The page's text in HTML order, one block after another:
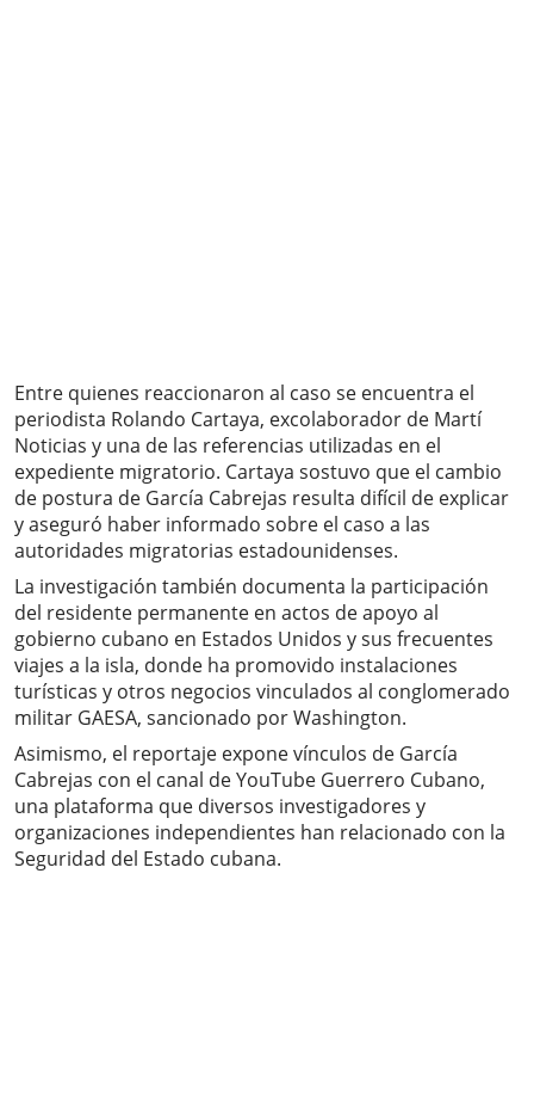
Entre quienes reaccionaron al caso se encuentra el
periodista Rolando Cartaya, excolaborador de Martí
Noticias y una de las referencias utilizadas en el
expediente migratorio. Cartaya sostuvo que el cambio
de postura de García Cabrejas resulta difícil de explicar
y aseguró haber informado sobre el caso a las
autoridades migratorias estadounidenses.
La investigación también documenta la participación
del residente permanente en actos de apoyo al
gobierno cubano en Estados Unidos y sus frecuentes
viajes a la isla, donde ha promovido instalaciones
turísticas y otros negocios vinculados al conglomerado
militar GAESA, sancionado por Washington.
Asimismo, el reportaje expone vínculos de García
Cabrejas con el canal de YouTube Guerrero Cubano,
una plataforma que diversos investigadores y
organizaciones independientes han relacionado con la
Seguridad del Estado cubana.